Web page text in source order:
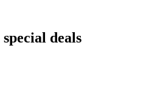
special deals